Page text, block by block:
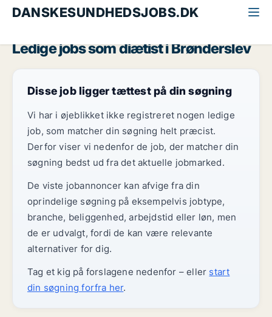
DANSKESUNDHEDSJOBS.DK
Ledige jobs som diætist i Brønderslev
Disse job ligger tættest på din søgning
Vi har i øjeblikket ikke registreret nogen ledige
job, som matcher din søgning helt præcist.
Derfor viser vi nedenfor de job, der matcher din
søgning bedst ud fra det aktuelle jobmarked.
De viste jobannoncer kan afvige fra din
oprindelige søgning på eksempelvis jobtype,
branche, beliggenhed, arbejdstid eller løn, men
de er udvalgt, fordi de kan være relevante
alternativer for dig.
Tag et kig på forslagene nedenfor – eller start
din søgning forfra her.